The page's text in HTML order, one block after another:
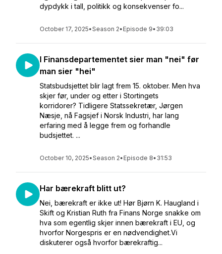
dypdykk i tall, politikk og konsekvenser fo...
October 17, 2025•Season 2• Episode 9• 39:03
I Finansdepartementet sier man "nei" før
man sier "hei"
Statsbudsjettet blir lagt frem 15. oktober. Men hva
skjer før, under og etter i Stortingets
korridorer? Tidligere Statssekretær, Jørgen
Næsje, nå Fagsjef i Norsk Industri, har lang
erfaring med å legge frem og forhandle
budsjettet. ...
October 10, 2025•Season 2• Episode 8• 31:53
Har bærekraft blitt ut?
Nei, bærekraft er ikke ut! Hør Bjørn K. Haugland i
Skift og Kristian Ruth fra Finans Norge snakke om
hva som egentlig skjer innen bærekraft i EU, og
hvorfor Norgespris er en nødvendighet.Vi
diskuterer også hvorfor bærekraftig...